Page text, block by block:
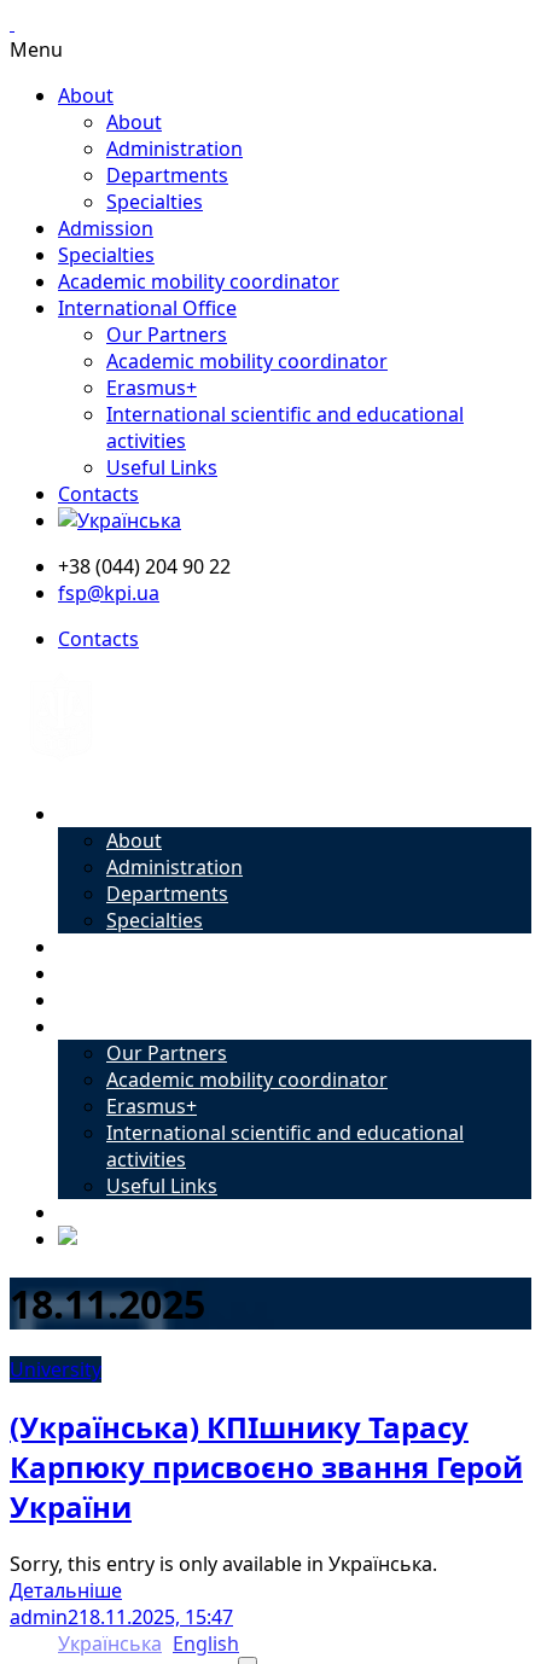
Menu
About
About
Administration
Departments
Specialties
Admission
Specialties
Academic mobility coordinator
International Office
Our Partners
Academic mobility coordinator
Erasmus+
International scientific and educational
activities
Useful Links
Contacts
+38 (044) 204 90 22
fsp@kpi.ua
Contacts
About
Administration
Departments
Specialties
Our Partners
Academic mobility coordinator
Erasmus+
International scientific and educational
activities
Useful Links
18.11.2025
University
(Українська) КПІшнику Тарасу
Карпюку присвоєно звання Герой
України
Sorry, this entry is only available in Українська.
Детальніше
admin218.11.2025, 15:47
Українська English